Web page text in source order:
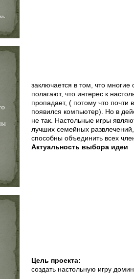
заключается в том, что многие
полагают, что интерес к
пропадает, ( потому что почти
появился компьютер). Но в
не так. Настольные игры
лучших семейных
способны объединить всех
Актуальность выбора идеи
Цель проекта:
создать настольную игру